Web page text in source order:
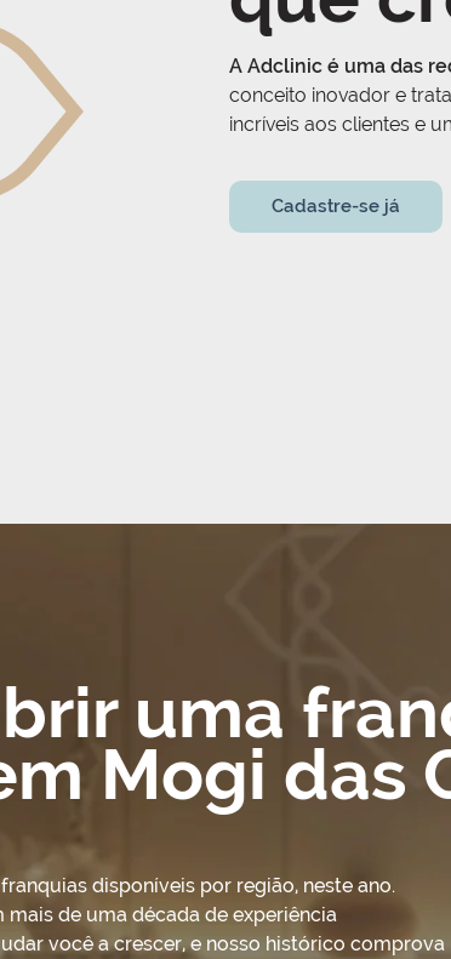
A Adclinic é uma das
conceito inovador e
incríveis aos clientes e
Cadastre-se já
uma
Mogi das
disponíveis por região, neste ano.
de uma década de experiência
você a crescer, e nosso histórico comprova